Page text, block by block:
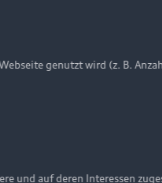
Cookie-
bei allen
genutzt wird (z. B.
und auf deren Interessen